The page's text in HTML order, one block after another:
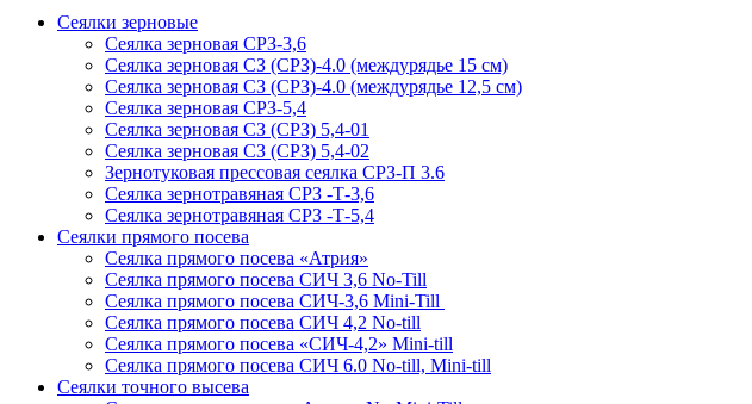
Сеялки зерновые
Сеялка зерновая СРЗ-3,6
Сеялка зерновая СЗ (СРЗ)-4.0 (междурядье 15 см)
Сеялка зерновая СЗ (СРЗ)-4.0 (междурядье 12,5 см)
Сеялка зерновая СРЗ-5,4
Сеялка зерновая СЗ (СРЗ) 5,4-01
Сеялка зерновая СЗ (СРЗ) 5,4-02
Зернотуковая прессовая сеялка СРЗ-П 3.6
Сеялка зернотравяная СРЗ -Т-3,6
Сеялка зернотравяная СРЗ -Т-5,4
Сеялки прямого посева
Сеялка прямого посева «Атрия»
Сеялка прямого посева СИЧ 3,6 No-Till
Сеялка прямого посева СИЧ-3,6 Mini-Till
Сеялка прямого посева СИЧ 4,2 No-till
Сеялка прямого посева «СИЧ-4,2» Mini-till
Сеялка прямого посева СИЧ 6.0 No-till, Mini-till
Сеялки точного высева